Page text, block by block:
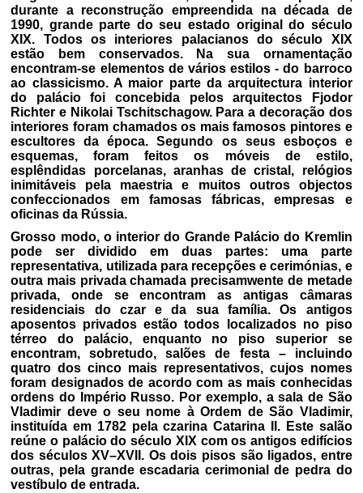
durante a reconstrução empreendida na década de
1990, grande parte do seu estado original do século
XIX. Todos os interiores palacianos do século XIX
estão bem conservados. Na sua ornamentação
encontram-se elementos de vários estilos - do barroco
ao classicismo. A maior parte da arquitectura interior
do palácio foi concebida pelos arquitectos Fjodor
Richter e Nikolai Tschitschagow. Para a decoração dos
interiores foram chamados os mais famosos pintores e
escultores da época. Segundo os seus esboços e
esquemas, foram feitos os móveis de estilo,
esplêndidas porcelanas, aranhas de cristal, relógios
inimitáveis pela maestria e muitos outros objectos
confeccionados em famosas fábricas, empresas e
oficinas da Rússia.
Grosso modo, o interior do Grande Palácio do Kremlin
pode ser dividido em duas partes: uma parte
representativa, utilizada para recepções e cerimónias, e
outra mais privada chamada precisamwente de metade
privada, onde se encontram as antigas câmaras
residenciais do czar e da sua família. Os antigos
aposentos privados estão todos localizados no piso
térreo do palácio, enquanto no piso superior se
encontram, sobretudo, salões de festa – incluindo
quatro dos cinco mais representativos, cujos nomes
foram designados de acordo com as mais conhecidas
ordens do Império Russo. Por exemplo, a sala de São
Vladimir deve o seu nome à Ordem de São Vladimir,
instituída em 1782 pela czarina Catarina II. Este salão
reúne o palácio do século XIX com os antigos edifícios
dos séculos XV–XVII. Os dois pisos são ligados, entre
outras, pela grande escadaria cerimonial de pedra do
vestíbulo de entrada.